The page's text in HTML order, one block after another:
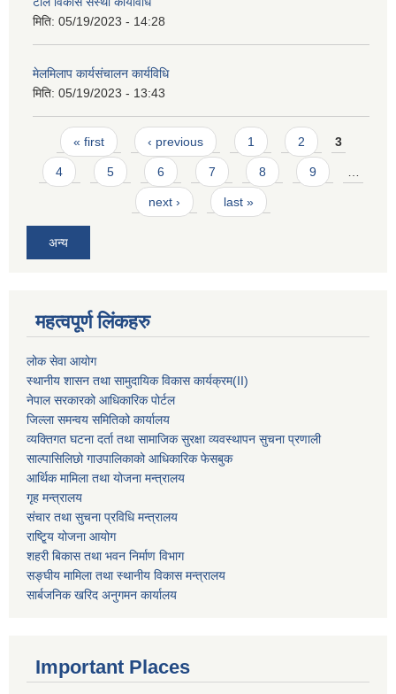
मिति: 05/19/2023 - 14:28
मेलमिलाप कार्यसंचालन कार्यविधि
मिति: 05/19/2023 - 13:43
Pages
« first ‹ previous 1 2 3
4 5 6 7 8 9
next › last »
अन्य
महत्वपूर्ण लिंकहरु
लोक सेवा आयोग
स्थानीय शासन तथा सामुदायिक विकास कार्यक्रम(II)
नेपाल सरकारको आधिकारिक पोर्टल
जिल्ला समन्वय समितिको कार्यालय
व्यक्तिगत घटना दर्ता तथा सामाजिक सुरक्षा व्यवस्थापन सुचना प्रणाली
साल्पासिलिछो गाउपालिकाको आधिकारिक फेसबुक
आर्थिक मामिला तथा योजना मन्त्रालय
गृह मन्त्रालय
संचार तथा सुचना प्रविधि मन्त्रालय
राष्टि्ृय योजना आयोग
शहरी बिकास तथा भवन निर्माण विभाग
सङ्घीय मामिला तथा स्थानीय विकास मन्त्रालय
सार्बजनिक खरिद अनुगमन कार्यालय
Important Places